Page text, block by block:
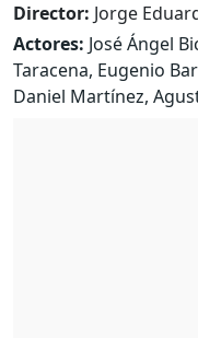
Director: Jorge
Actores: José Ángel
Taracena, Eugenio
Daniel Martínez,